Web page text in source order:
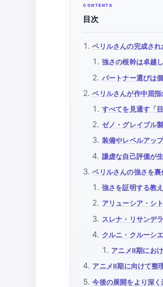
目次
ベリルさんの完成さ
強さの根幹は卓越
パートナー選びは
ベリルさんが作中屈
すべてを見通す「
ゼノ・グレイブル
装備やレベルアッ
謙虚な自己評価が
ベリルさんの強さを
強さを証明する教
アリューシア・シ
スレナ・リサンデ
クルニ・クルーシ
アニメII期にお
アニメII期に向けて整
今後の展開をより深